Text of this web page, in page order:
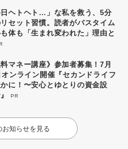
日ヘトヘト…」な私を救う、5分
セット習慣。読者がバスタイム
体も「生まれ変われた」理由と
料マネー講座》参加者募集！7月
ンライン開催『セカンドライフ
に！〜安心とゆとりの資金設
PR
お知らせを見る